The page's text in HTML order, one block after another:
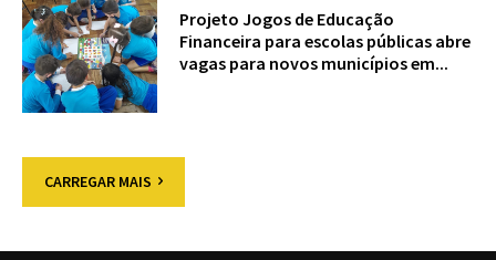
Projeto Jogos de Educação
Financeira para escolas públicas abre
vagas para novos municípios em...
CARREGAR MAIS